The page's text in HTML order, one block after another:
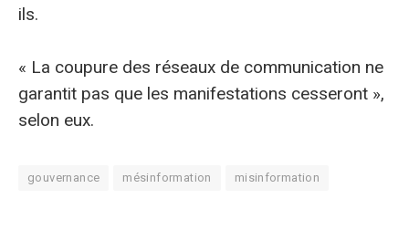
ils.
« La coupure des réseaux de communication ne
garantit pas que les manifestations cesseront »,
selon eux.
gouvernance mésinformation misinformation